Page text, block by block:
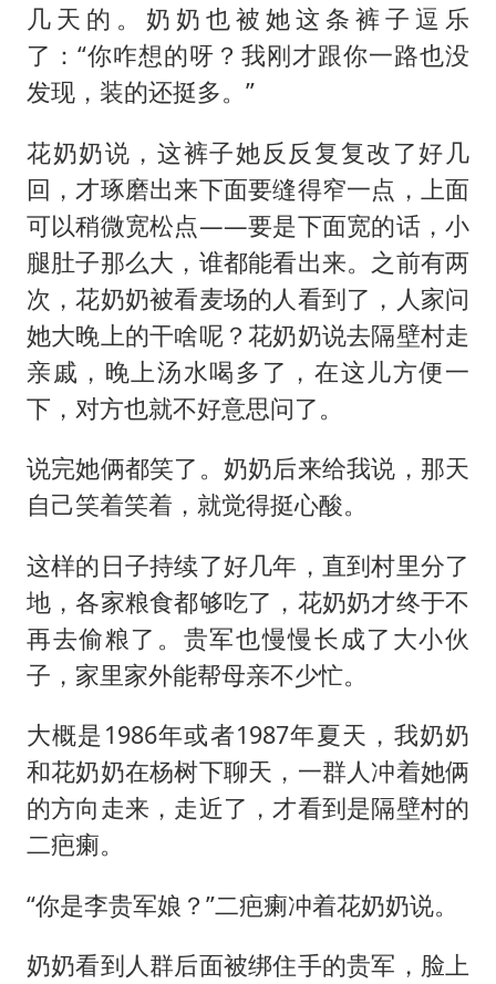
几天的。奶奶也被她这条裤子逗乐
了：“你咋想的呀？我刚才跟你一路也没
发现，装的还挺多。”
花奶奶说，这裤子她反反复复改了好几
回，才琢磨出来下面要缝得窄一点，上面
可以稍微宽松点——要是下面宽的话，小
腿肚子那么大，谁都能看出来。之前有两
次，花奶奶被看麦场的人看到了，人家问
她大晚上的干啥呢？花奶奶说去隔壁村走
亲戚，晚上汤水喝多了，在这儿方便一
下，对方也就不好意思问了。
说完她俩都笑了。奶奶后来给我说，那天
自己笑着笑着，就觉得挺心酸。
这样的日子持续了好几年，直到村里分了
地，各家粮食都够吃了，花奶奶才终于不
再去偷粮了。贵军也慢慢长成了大小伙
子，家里家外能帮母亲不少忙。
大概是1986年或者1987年夏天，我奶奶
和花奶奶在杨树下聊天，一群人冲着她俩
的方向走来，走近了，才看到是隔壁村的
二疤瘌。
“你是李贵军娘？”二疤瘌冲着花奶奶说。
奶奶看到人群后面被绑住手的贵军，脸上